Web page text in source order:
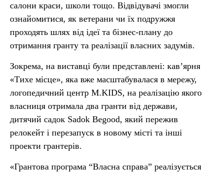
салони краси, школи тощо. Відвідувачі змогли
ознайомитися, як ветерани чи їх подружжя
проходять шлях від ідеї та бізнес-плану до
отримання гранту та реалізації власних задумів.
Зокрема, на виставці були представлені: кав’ярня
«Тихе місце», яка вже масштабувалася в мережу,
логопедичний центр M.KIDS, на реалізацію якого
власниця отримала два гранти від держави,
дитячий садок Sadok Begood, який пережив
релокейт і перезапуск в новому місті та інші
проекти грантерів.
«Грантова програма “Власна справа” реалізується